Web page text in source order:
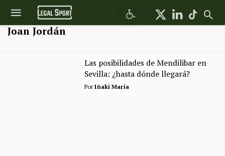
Abrir barra de herramientas
Joan Jordán
Las posibilidades de Mendilibar en
Sevilla: ¿hasta dónde llegará?
PorIñaki María